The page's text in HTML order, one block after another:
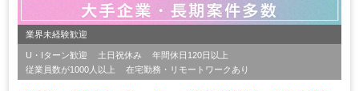
業界未経験歓迎
U・Iターン歓迎 土日祝休み
年間休日120日以上
従業員数が1000人以上
在宅勤務・リモートワークあり